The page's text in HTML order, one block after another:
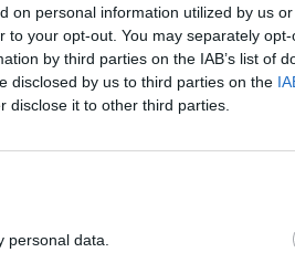
on personal information utilized by us
to your opt-out. You may separately
by third parties on the IAB’s list of
disclosed by us to third parties on the
disclose it to other third parties.
personal data.
2011 e incluso antes
de las más antiguas junto a
LVP que generen ese
ha señalado Edgar
longeva de Europa
será una
equipos del curso. No